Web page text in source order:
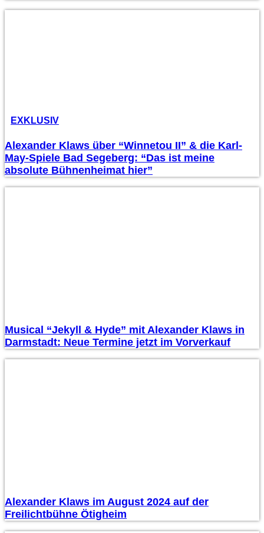
EXKLUSIV
Alexander Klaws über “Winnetou II” & die Karl-
May-Spiele Bad Segeberg: “Das ist meine
absolute Bühnenheimat hier”
Musical “Jekyll & Hyde” mit Alexander Klaws in
Darmstadt: Neue Termine jetzt im Vorverkauf
Alexander Klaws im August 2024 auf der
Freilichtbühne Ötigheim